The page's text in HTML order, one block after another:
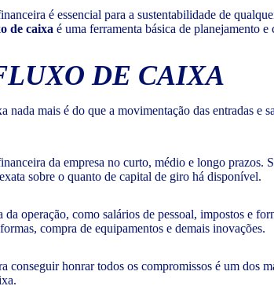
é essencial para a sustentabilidade de
de caixa é uma ferramenta básica de planejamento
DE CAIXA
mais é do que a movimentação das entradas e
da empresa no curto, médio e longo prazos.
sobre o quanto de capital de giro há disponível.
operação, como salários de pessoal, impostos e
compra de equipamentos e demais inovações.
conseguir honrar todos os compromissos é um dos